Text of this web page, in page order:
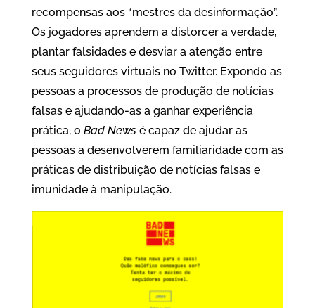
recompensas aos “mestres da desinformação”.
Os jogadores aprendem a distorcer a verdade,
plantar falsidades e desviar a atenção entre
seus seguidores virtuais no Twitter. Expondo as
pessoas a processos de produção de notícias
falsas e ajudando-as a ganhar experiência
prática, o Bad Newsé capaz de ajudar as
pessoas a desenvolverem familiaridade com as
práticas de distribuição de notícias falsas e
imunidade à manipulação.